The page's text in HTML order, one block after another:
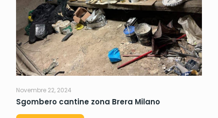
Novembre 22, 2024
Sgombero cantine zona Brera Milano